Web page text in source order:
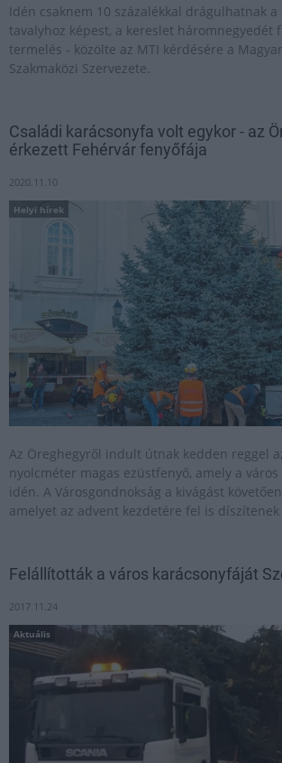
Idén csaknem 10 százalékkal drágulhatnak
tavalyhoz képest, a kereslet háromnegyedét
termelés - közölte az MTI kérdésére a
Szakmaközi Szervezete.
Családi karácsonyfa volt egykor - az
érkezett Fehérvár fenyőfája
2020.11.10
Helyi hírek
Az Öreghegyről indult útnak kedden reggel
nyolcméter magas ezüstfenyő, amely a
idén. A Városgondnokság a kivágást
amelyet az advent kezdetére fel is díszítenek
Felállították a város karácsonyfáját
2017.11.24
Aktuális